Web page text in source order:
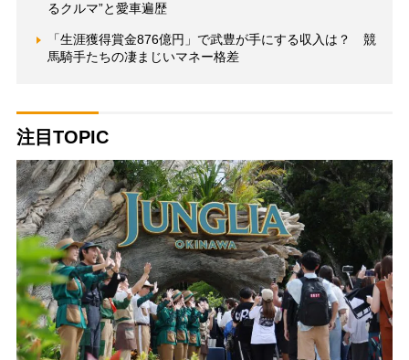
るクルマ”と愛車遍歴
「生涯獲得賞金876億円」で武豊が手にする収入は？ 競
馬騎手たちの凄まじいマネー格差
注目TOPIC